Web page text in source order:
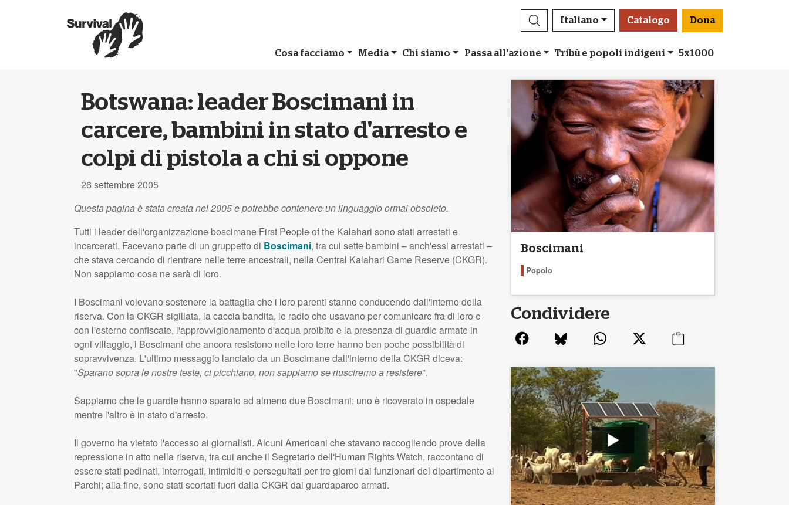
Italiano Catalogo Dona
Cosa facciamo Media Chi siamo Passa all'azione Tribù e popoli indigeni 5x1000
Botswana: leader Boscimani in
carcere, bambini in stato d'arresto e
colpi di pistola a chi si oppone
26 settembre 2005
Questa pagina è stata creata nel 2005 e potrebbe contenere un linguaggio ormai obsoleto.
Tutti i leader dell'organizzazione boscimane First People of the Kalahari sono stati arrestati e
incarcerati. Facevano parte di un gruppetto di Boscimani, tra cui sette bambini – anch'essi arrestati –
che stava cercando di rientrare nelle terre ancestrali, nella Central Kalahari Game Reserve (CKGR).
Non sappiamo cosa ne sarà di loro.
I Boscimani volevano sostenere la battaglia che i loro parenti stanno conducendo dall'interno della
riserva. Con laCKGR sigillata, la caccia bandita, le radio che usavano per comunicare fra di loro e
con l'esterno confiscate, l'approvvigionamento d'acqua proibito e la presenza di guardie armate in
ogni villaggio, i Boscimani che ancora resistono nelle loro terre hanno ben poche possibilità di
sopravvivenza. L'ultimo messaggio lanciato da un Boscimane dall'interno dellaCKGR diceva:
"Sparano sopra le nostre teste, ci picchiano, non sappiamo se riusciremo a resistere".
Sappiamo che le guardie hanno sparato ad almeno due Boscimani: uno è ricoverato in ospedale
mentre l'altro è in stato d'arresto.
Il governo ha vietato l'accesso ai giornalisti. Alcuni Americani che stavano raccogliendo prove della
repressione in atto nella riserva, tra cui anche il Segretario dell'Human Rights Watch, raccontano di
essere stati pedinati, interrogati, intimiditi e perseguitati per tre giorni dai funzionari del dipartimento ai
Parchi; alla fine, sono stati scortati fuori dallaCKGR dai guardaparco armati.
Boscimani
Popolo
Condividere